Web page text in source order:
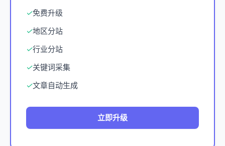
✓免费升级
✓地区分站
✓行业分站
✓关键词采集
✓文章自动生成
立即升级